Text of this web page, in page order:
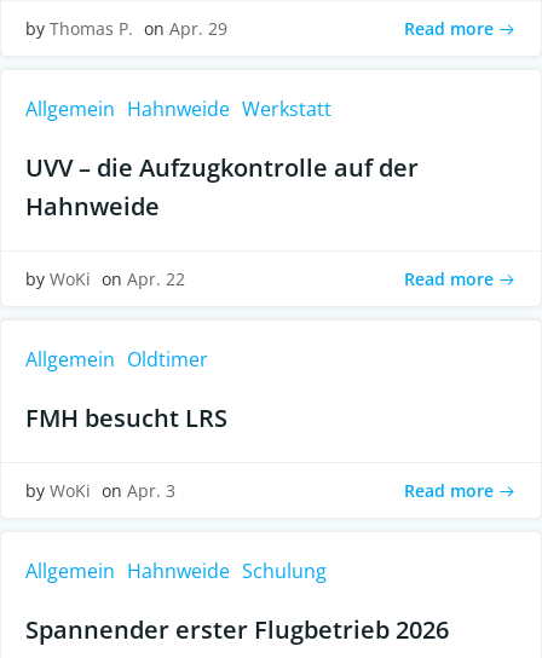
by Thomas P. on Apr. 29 Read more
Allgemein Hahnweide Werkstatt
UVV – die Aufzugkontrolle auf der
Hahnweide
by WoKi on Apr. 22 Read more
Allgemein Oldtimer
FMH besucht LRS
by WoKi on Apr. 3 Read more
Allgemein Hahnweide Schulung
Spannender erster Flugbetrieb 2026